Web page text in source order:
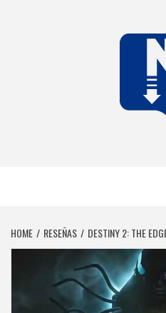
HOME RESEÑAS DESTINY 2: THE